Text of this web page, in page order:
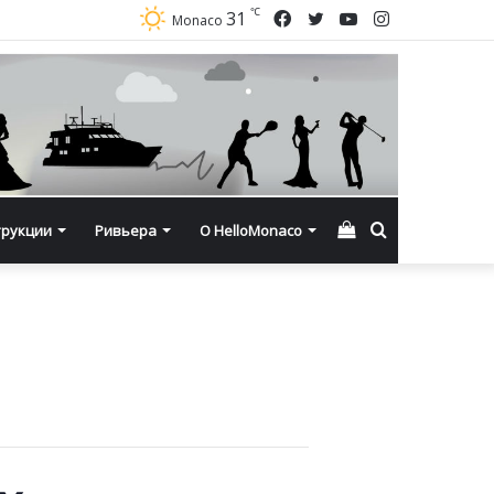
Instagram
YouTube
Twitter
Facebook
Monaco 31 ℃
Ривьера О HelloMonaco Смотреть